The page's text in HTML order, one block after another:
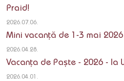
Praid!
2026.07.06.
Mini vacanță de 1-3 mai 2026
2026.04.28.
Vacanța de Paște - 2026 - la
2026.04.01.